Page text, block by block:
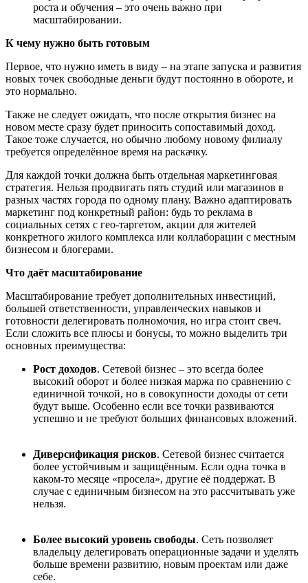
роста и обучения – это очень важно при
масштабировании.
К чему нужно быть готовым
Первое, что нужно иметь в виду – на этапе запуска и развития
новых точек свободные деньги будут постоянно в обороте, и
это нормально.
Также не следует ожидать, что после открытия бизнес на
новом месте сразу будет приносить сопоставимый доход.
Такое тоже случается, но обычно любому новому филиалу
требуется определённое время на раскачку.
Для каждой точки должна быть отдельная маркетинговая
стратегия. Нельзя продвигать пять студий или магазинов в
разных частях города по одному плану. Важно адаптировать
маркетинг под конкретный район: будь то реклама в
социальных сетях с гео-таргетом, акции для жителей
конкретного жилого комплекса или коллаборации с местным
бизнесом и блогерами.
Что даёт масштабирование
Масштабирование требует дополнительных инвестиций,
большей ответственности, управленческих навыков и
готовности делегировать полномочия, но игра стоит свеч.
Если сложить все плюсы и бонусы, то можно выделить три
основных преимущества:
Рост доходов. Сетевой бизнес – это всегда более
высокий оборот и более низкая маржа по сравнению с
единичной точкой, но в совокупности доходы от сети
будут выше. Особенно если все точки развиваются
успешно и не требуют больших финансовых вложений.
Диверсификация рисков. Сетевой бизнес считается
более устойчивым и защищённым. Если одна точка в
каком-то месяце «просела», другие её поддержат. В
случае с единичным бизнесом на это рассчитывать уже
нельзя.
Более высокий уровень свободы. Сеть позволяет
владельцу делегировать операционные задачи и уделять
больше времени развитию, новым проектам или даже
себе.